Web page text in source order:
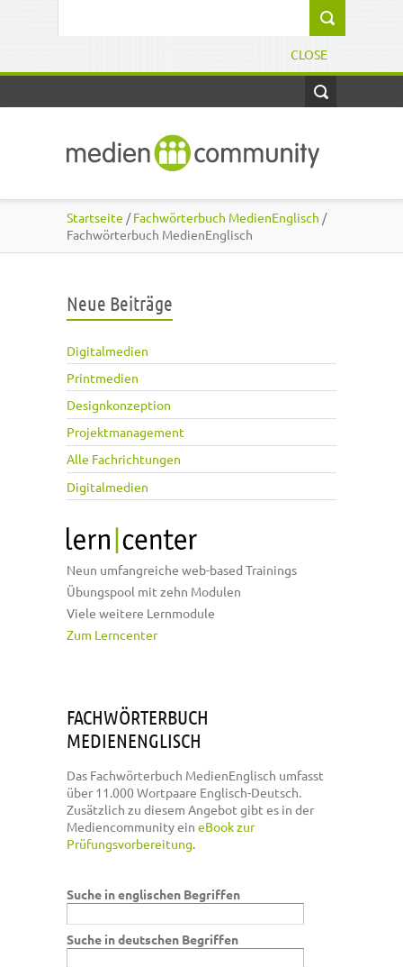
CLOSE
Startseite /Fachwörterbuch MedienEnglisch /
Fachwörterbuch MedienEnglisch
Neue Beiträge
Digitalmedien
Printmedien
Designkonzeption
Projektmanagement
Alle Fachrichtungen
Digitalmedien
Neun umfangreiche web-based Trainings
Übungspool mit zehn Modulen
Viele weitere Lernmodule
Zum Lerncenter
FACHWÖRTERBUCH
MEDIENENGLISCH
Das Fachwörterbuch MedienEnglisch umfasst
über 11.000 Wortpaare Englisch-Deutsch.
Zusätzlich zu diesem Angebot gibt es in der
Mediencommunity ein eBook zur
Prüfungsvorbereitung.
Suche in englischen Begriffen
Suche in deutschen Begriffen